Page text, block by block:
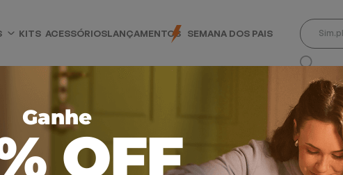
KITS ACESSÓRIOSLANÇAMENTOS SEMANA DOS PAIS
Ganhe
OFF